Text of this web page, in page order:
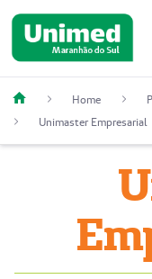
Home
Unimaster Empresarial